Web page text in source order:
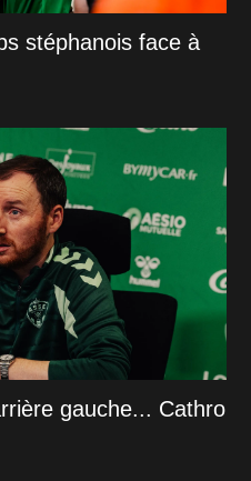
stéphanois face à
gauche... Cathro